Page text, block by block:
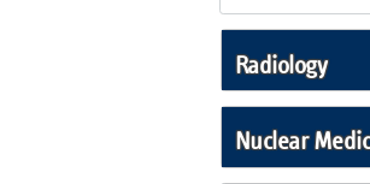
Radiology
Nuclear